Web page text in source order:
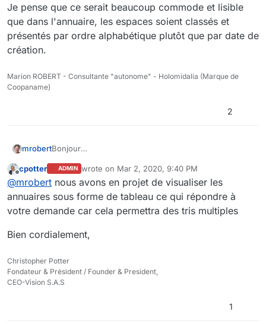
Je pense que ce serait beaucoup commode et lisible
que dans l'annuaire, les espaces soient classés et
présentés par ordre alphabétique plutôt que par date de
création.
Marion ROBERT - Consultante "autonome" - Holomidalia (Marque de
Coopaname)
2
mrobertBonjour
que dans l'annuaire, les espaces soient classés et
présentés par ordre alphabétique plutôt que par date
de création.
Offline
cpotter ADMIN wrote on Mar 2, 2020, 9:40 PM
last edited by
@mrobert nous avons en projet de visualiser les
annuaires sous forme de tableau ce qui répondre à
votre demande car cela permettra des tris multiples
Bien cordialement,
Christopher Potter
Fondateur & Président / Founder & President,
CEO-Vision S.A.S
1